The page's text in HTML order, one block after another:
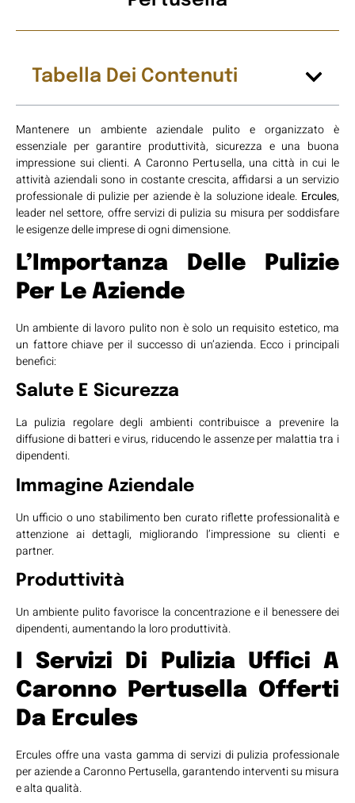
Tabella Dei Contenuti
Mantenere un ambiente aziendale pulito e organizzato è
essenziale per garantire produttività, sicurezza e una buona
impressione sui clienti. A Caronno Pertusella, una città in cui le
attività aziendali sono in costante crescita, affidarsi a un servizio
professionale di pulizie per aziende è la soluzione ideale. Ercules,
leader nel settore, offre servizi di pulizia su misura per soddisfare
le esigenze delle imprese di ogni dimensione.
L’Importanza Delle Pulizie
Per Le Aziende
Un ambiente di lavoro pulito non è solo un requisito estetico, ma
un fattore chiave per il successo di un’azienda. Ecco i principali
benefici:
Salute E Sicurezza
La pulizia regolare degli ambienti contribuisce a prevenire la
diffusione di batteri e virus, riducendo le assenze per malattia tra i
dipendenti.
Immagine Aziendale
Un ufficio o uno stabilimento ben curato riflette professionalità e
attenzione ai dettagli, migliorando l’impressione su clienti e
partner.
Produttività
Un ambiente pulito favorisce la concentrazione e il benessere dei
dipendenti, aumentando la loro produttività.
I Servizi Di Pulizia Uffici A
Caronno Pertusella Offerti
Da Ercules
Ercules offre una vasta gamma di servizi di pulizia professionale
per aziende a Caronno Pertusella, garantendo interventi su misura
e alta qualità.